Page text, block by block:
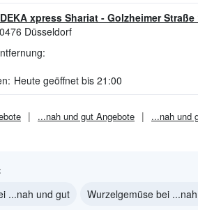
xpress Shariat - Golzheimer Straße
Düsseldorf
Heute geöffnet bis 21:00
...nah und gut Angebote ...nah und
...nah und gut
Wurzelgemüse bei